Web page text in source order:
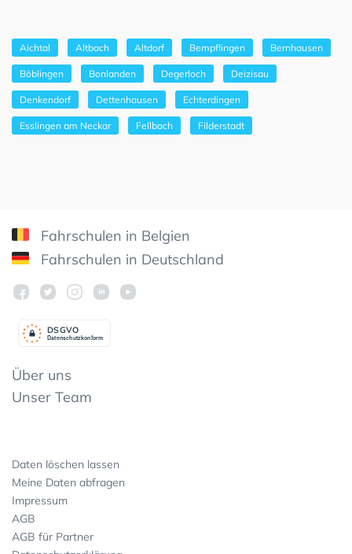
Aichtal Altbach Altdorf Bempflingen Bernhausen
Böblingen Bonlanden Degerloch Deizisau
Denkendorf Dettenhausen Echterdingen
Esslingen am Neckar Fellbach Filderstadt
Fahrschulen in Belgien
Fahrschulen in Deutschland
Datenschutzkonform
DSGVO
Über uns
Unser Team
Daten löschen lassen
Meine Daten abfragen
Impressum
AGB
AGB für Partner